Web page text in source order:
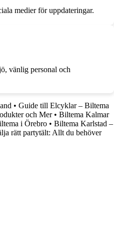
medier för uppdateringar.
vänlig personal och
• Guide till Elcyklar – Biltema
och Mer• Biltema Kalmar
i Örebro • Biltema Karlstad –
rätt partytält: Allt du behöver